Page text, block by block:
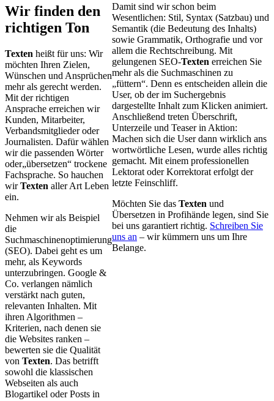
Wir finden den
richtigen Ton
Texten heißt für uns: Wir
möchten Ihren Zielen,
Wünschen und Ansprüchen
mehr als gerecht werden.
Mit der richtigen
Ansprache erreichen wir
Kunden, Mitarbeiter,
Verbandsmitglieder oder
Journalisten. Dafür wählen
wir die passenden Wörter
oder„übersetzen“ trockene
Fachsprache. So hauchen
wirTexten aller Art Leben
ein.
Nehmen wir als Beispiel
die
Suchmaschinenoptimierung
(SEO). Dabei geht es um
mehr, als Keywords
unterzubringen. Google &
Co. verlangen nämlich
verstärkt nach guten,
relevanten Inhalten. Mit
ihren Algorithmen –
Kriterien, nach denen sie
die Websites ranken –
bewerten sie die Qualität
von Texten. Das betrifft
sowohl die klassischen
Webseiten als auch
Blogartikel oder Posts in
Damit sind wir schon beim
Wesentlichen: Stil, Syntax (Satzbau) und
Semantik (die Bedeutung des Inhalts)
sowie Grammatik, Orthografie und vor
allem die Rechtschreibung. Mit
gelungenen SEO-Texten erreichen Sie
mehr als die Suchmaschinen zu
„füttern“. Denn es entscheiden allein die
User, ob der im Suchergebnis
dargestellte Inhalt zum Klicken animiert.
Anschließend treten Überschrift,
Unterzeile und Teaser in Aktion:
Machen sich die User dann wirklich ans
wortwörtliche Lesen, wurde alles richtig
gemacht. Mit einem professionellen
Lektorat oder Korrektorat erfolgt der
letzte Feinschliff.
Möchten Sie das Texten und
Übersetzen in Profihände legen, sind Sie
bei uns garantiert richtig. Schreiben Sie
uns an – wir kümmern uns um Ihre
Belange.